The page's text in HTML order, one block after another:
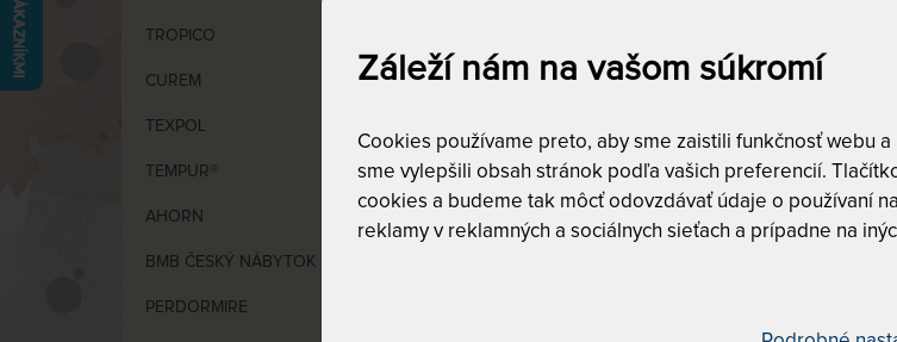
TROPICO
CUREM
TEXPOL
TEMPUR®
AHORN
BMB ČESKÝ NÁBYTOK 1897
PERDORMIRE
Cena
NAJPREDÁVANEJŠÍ
Záleží nám na vašom súkromí
Cookies používame preto, aby sme zaistili funkčnosť webu
sme vylepšili obsah stránok podľa vašich preferencií.
cookies a budeme tak môcť odovzdávať údaje o používaní
reklamy v reklamných a sociálnych sieťach a prípadne na